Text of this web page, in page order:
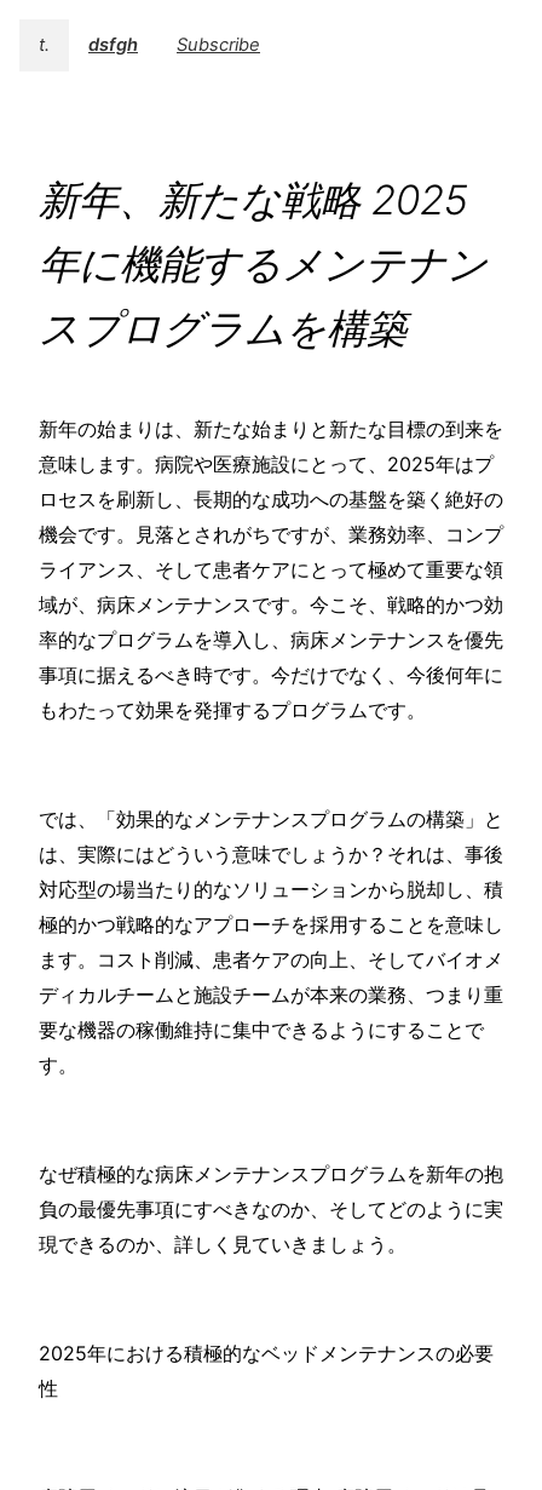
t. dsfgh Subscribe
新年、新たな戦略 2025
年に機能するメンテナン
スプログラムを構築
新年の始まりは、新たな始まりと新たな目標の到来を
意味します。病院や医療施設にとって、2025年はプ
ロセスを刷新し、長期的な成功への基盤を築く絶好の
機会です。見落とされがちですが、業務効率、コンプ
ライアンス、そして患者ケアにとって極めて重要な領
域が、病床メンテナンスです。今こそ、戦略的かつ効
率的なプログラムを導入し、病床メンテナンスを優先
事項に据えるべき時です。今だけでなく、今後何年に
もわたって効果を発揮するプログラムです。
では、「効果的なメンテナンスプログラムの構築」と
は、実際にはどういう意味でしょうか？それは、事後
対応型の場当たり的なソリューションから脱却し、積
極的かつ戦略的なアプローチを採用することを意味し
ます。コスト削減、患者ケアの向上、そしてバイオメ
ディカルチームと施設チームが本来の業務、つまり重
要な機器の稼働維持に集中できるようにすることで
す。
なぜ積極的な病床メンテナンスプログラムを新年の抱
負の最優先事項にすべきなのか、そしてどのように実
現できるのか、詳しく見ていきましょう。
2025年における積極的なベッドメンテナンスの必要
性